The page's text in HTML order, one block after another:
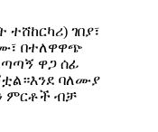
ገበያ፣
በተለዋዋጭ
ዋጋ ሰፊ
ባለሙያ
ምርቶች ብቻ